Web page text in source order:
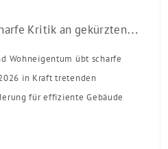
BEG-Reform 2026: Scharfe Kritik an gekürzten Sanierungsförderungen
Wohneigentum übt scharfe
in Kraft tretenden
für effiziente Gebäude